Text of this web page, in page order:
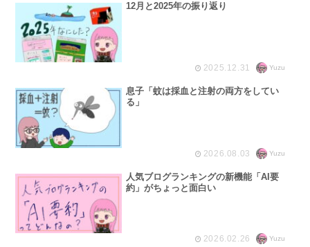
12月と2025年の振り返り
2025.12.31 Yuzu
息子「蚊は採血と注射の両方をしてい
る」
2026.08.03 Yuzu
人気ブログランキングの新機能「AI要
約」がちょっと面白い
2026.02.26 Yuzu